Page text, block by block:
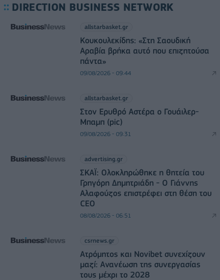
DIRECTION BUSINESS NETWORK
allstarbasket.gr
Κουκουλεκίδης: «Στη Σαουδική
Αραβία βρήκα αυτό που επιζητούσα
πάντα»
09/08/2026 - 09:44
allstarbasket.gr
Στον Ερυθρό Αστέρα ο Γουάιλερ-
Μπαμπ (pic)
09/08/2026 - 09:31
advertising.gr
ΣΚΑΪ: Ολοκληρώθηκε η θητεία του
Γρηγόρη Δημητριάδη - Ο Γιάννης
Αλαφούζος επιστρέφει στη θέση του
CEO
08/08/2026 - 06:51
csrnews.gr
Ατρόμητος και Novibet συνεχίζουν
μαζί: Ανανέωση της συνεργασίας
τους μέχρι το 2028